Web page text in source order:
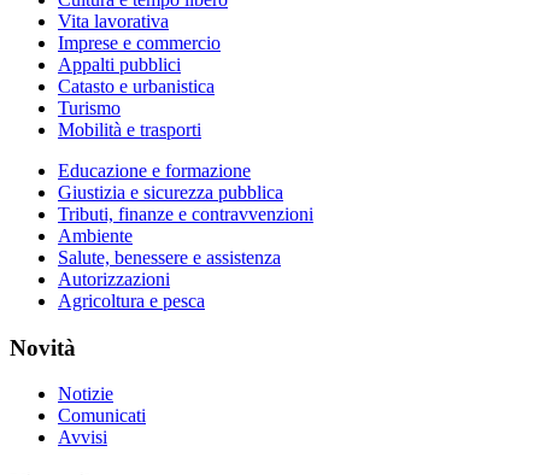
Vita lavorativa
Imprese e commercio
Appalti pubblici
Catasto e urbanistica
Turismo
Mobilità e trasporti
Educazione e formazione
Giustizia e sicurezza pubblica
Tributi, finanze e contravvenzioni
Ambiente
Salute, benessere e assistenza
Autorizzazioni
Agricoltura e pesca
Novità
Notizie
Comunicati
Avvisi